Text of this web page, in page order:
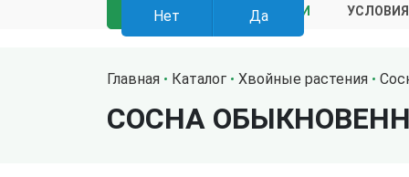
КАТАЛОГ АКЦИИ УСЛОВИЯ
Главная Каталог Хвойные растения
СОСНА
Нет Да